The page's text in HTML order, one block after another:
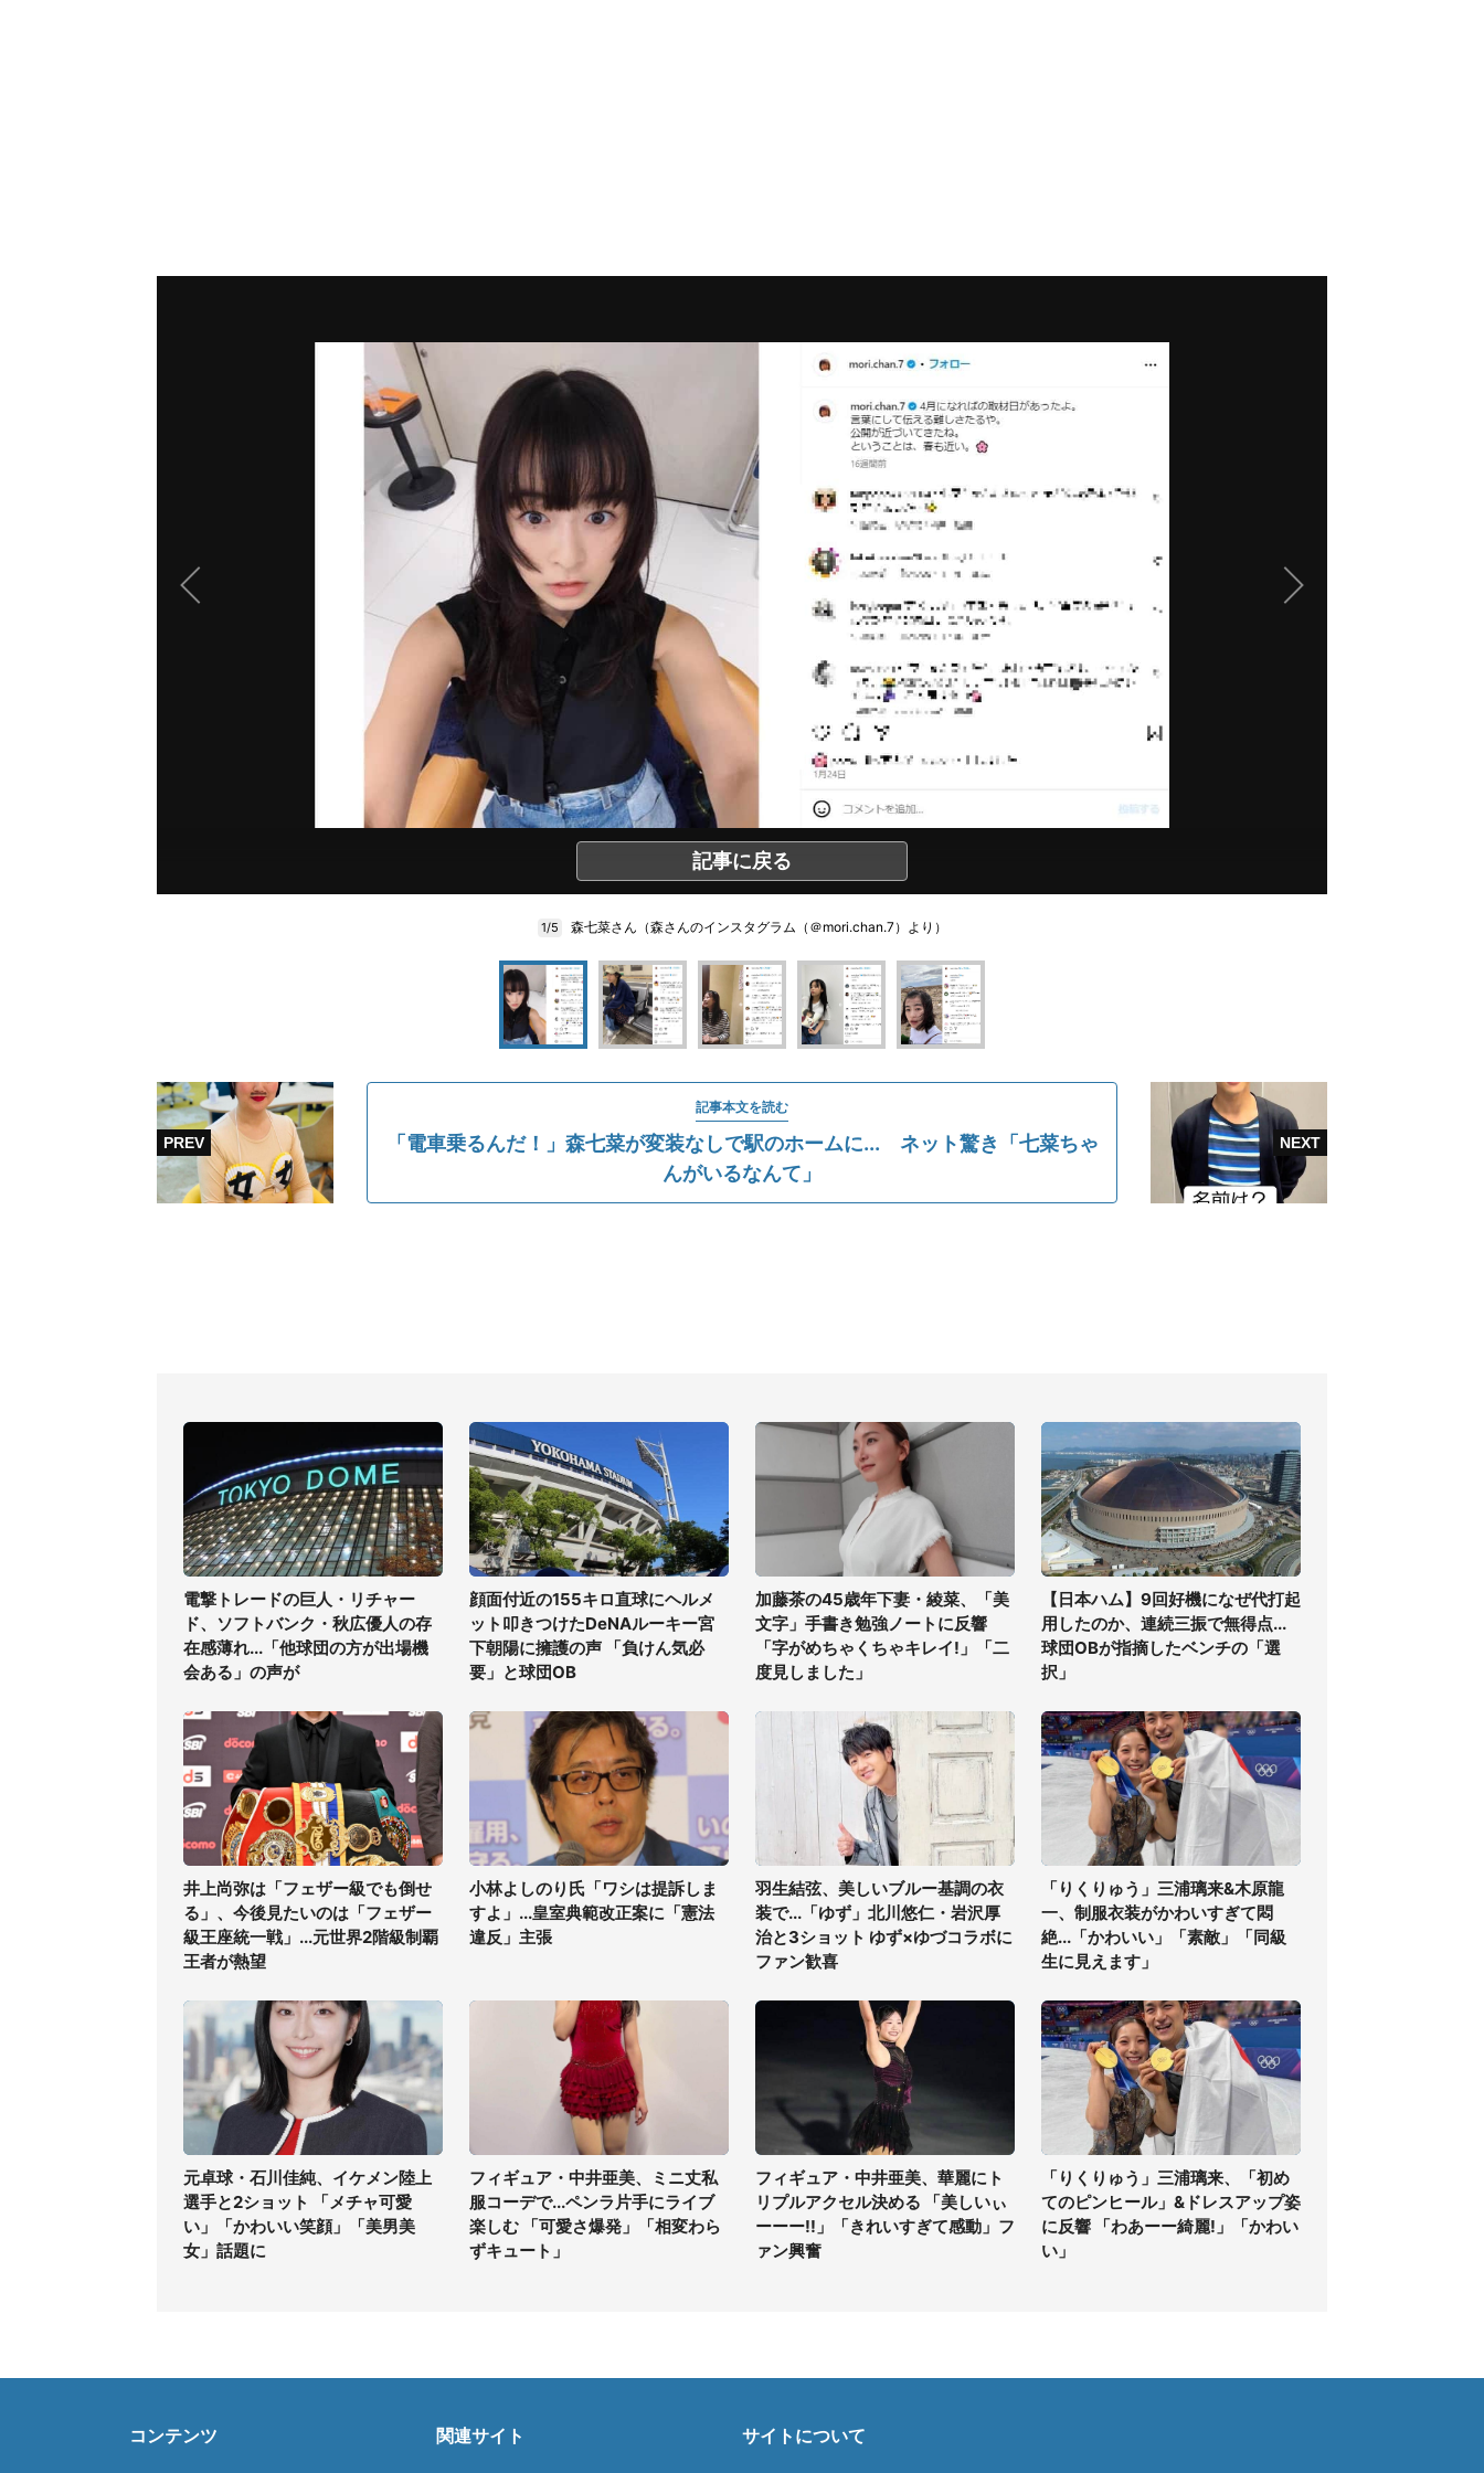
記事に戻る
1/5 森七菜さん（森さんのインスタグラム（＠mori.chan.7）より）
記事本文を読む
「電車乗るんだ！」森七菜が変装なしで駅のホームに... ネット驚き「七菜ちゃ
んがいるなんて」
電撃トレードの巨人・リチャー
ド、ソフトバンク・秋広優人の存
在感薄れ...「他球団の方が出場機
会ある」の声が
顔面付近の155キロ直球にヘルメ
ット叩きつけたDeNAルーキー宮
下朝陽に擁護の声 「負けん気必
要」と球団OB
加藤茶の45歳年下妻・綾菜、「美
文字」手書き勉強ノートに反響
「字がめちゃくちゃキレイ!」「二
度見しました」
【日本ハム】9回好機になぜ代打起
用したのか、連続三振で無得点...
球団OBが指摘したベンチの「選
択」
井上尚弥は「フェザー級でも倒せ
る」、今後見たいのは「フェザー
級王座統一戦」...元世界2階級制覇
王者が熱望
小林よしのり氏「ワシは提訴しま
すよ」...皇室典範改正案に「憲法
違反」主張
羽生結弦、美しいブルー基調の衣
装で...「ゆず」北川悠仁・岩沢厚
治と3ショット ゆず×ゆづコラボに
ファン歓喜
「りくりゅう」三浦璃来&木原龍
一、制服衣装がかわいすぎて悶
絶...「かわいい」「素敵」「同級
生に見えます」
元卓球・石川佳純、イケメン陸上
選手と2ショット 「メチャ可愛
い」「かわいい笑顔」「美男美
女」話題に
フィギュア・中井亜美、ミニ丈私
服コーデで...ペンラ片手にライブ
楽しむ 「可愛さ爆発」「相変わら
ずキュート」
フィギュア・中井亜美、華麗にト
リプルアクセル決める 「美しいぃ
ーーー!!」「きれいすぎて感動」フ
ァン興奮
「りくりゅう」三浦璃来、「初め
てのピンヒール」&ドレスアップ姿
に反響 「わあーー綺麗!」「かわい
い」
コンテンツ 関連サイト サイトについて